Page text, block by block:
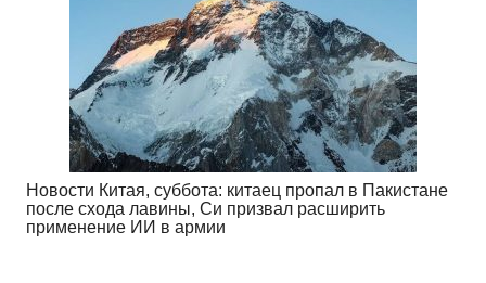
Новости Китая, суббота: китаец пропал в Пакистане
после схода лавины, Си призвал расширить
применение ИИ в армии